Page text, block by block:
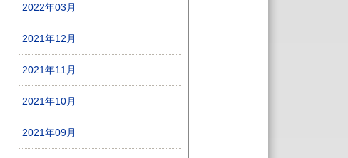
2022年03月
2021年12月
2021年11月
2021年10月
2021年09月